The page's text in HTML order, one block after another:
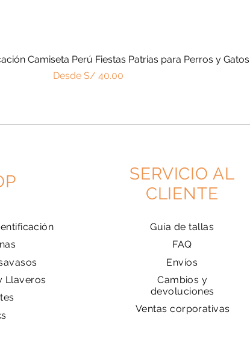
Vista rápida
Camiseta Perú Fiestas Patrias para Perros y Gatos
Desde S/ 40.00
Precio de oferta
Llaveros
SERVICIO AL
CLIENTE
Guía de tallas
FAQ
Envíos
Cambios y
devoluciones
Ventas corporativas